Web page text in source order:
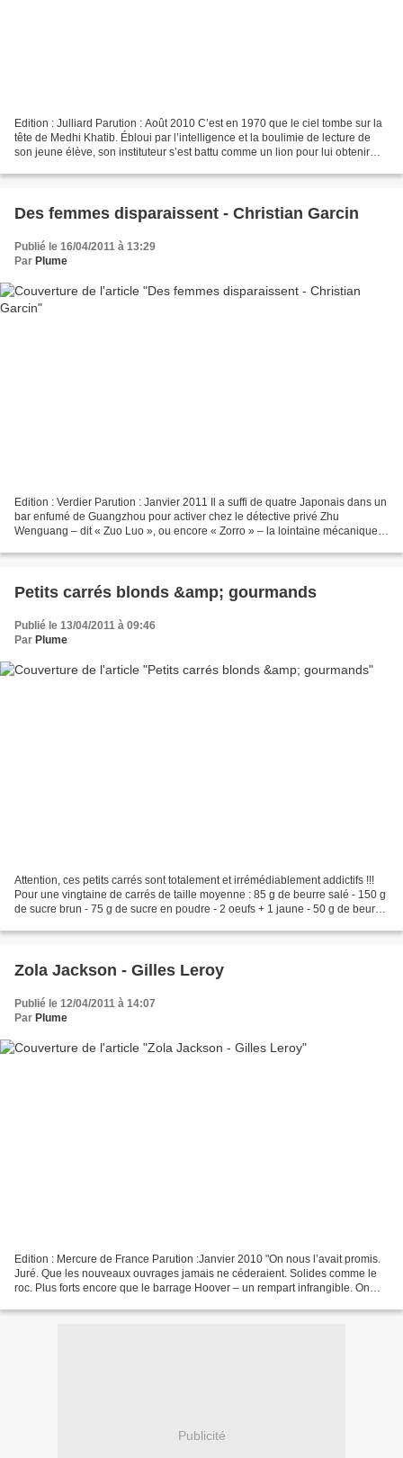
Edition : Julliard Parution : Août 2010 C’est en 1970 que le ciel tombe sur la
tête de Medhi Khatib. Ébloui par l’intelligence et la boulimie de lecture de
son jeune élève, son instituteur s’est battu comme un lion pour lui obtenir
Des femmes disparaissent - Christian Garcin
Publié le 16/04/2011 à 13:29
Par Plume
Edition : Verdier Parution : Janvier 2011 Il a suffi de quatre Japonais dans un
bar enfumé de Guangzhou pour activer chez le détective privé Zhu
Wenguang – dit « Zuo Luo », ou encore « Zorro » – la lointaine mécanique
Petits carrés blonds &amp; gourmands
Publié le 13/04/2011 à 09:46
Par Plume
Attention, ces petits carrés sont totalement et irrémédiablement addictifs !!!
Pour une vingtaine de carrés de taille moyenne : 85 g de beurre salé - 150 g
de sucre brun - 75 g de sucre en poudre - 2 oeufs + 1 jaune - 50 g de beurre
Zola Jackson - Gilles Leroy
Publié le 12/04/2011 à 14:07
Par Plume
Edition : Mercure de France Parution :Janvier 2010 "On nous l’avait promis.
Juré. Que les nouveaux ouvrages jamais ne céderaient. Solides comme le
roc. Plus forts encore que le barrage Hoover – un rempart infrangible. On
Publicité